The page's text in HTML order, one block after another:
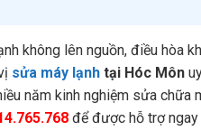
không lên nguồn, điều hòa
sửa máy lạnh tại Hóc Môn
năm kinh nghiệm sửa chữa
để được hỗ trợ ngay